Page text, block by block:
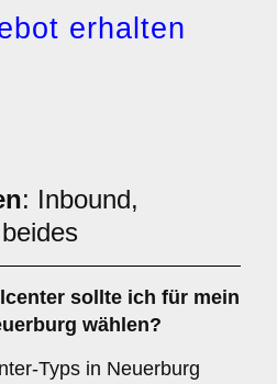
erhalten
: Inbound,
sollte ich für mein
wählen?
Typs in Neuerburg